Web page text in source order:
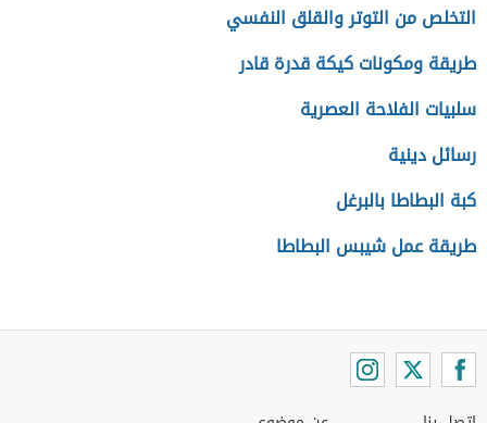
التخلص من التوتر والقلق النفسي
طريقة ومكونات كيكة قدرة قادر
سلبيات الفلاحة العصرية
رسائل دينية
كبة البطاطا بالبرغل
طريقة عمل شيبس البطاطا